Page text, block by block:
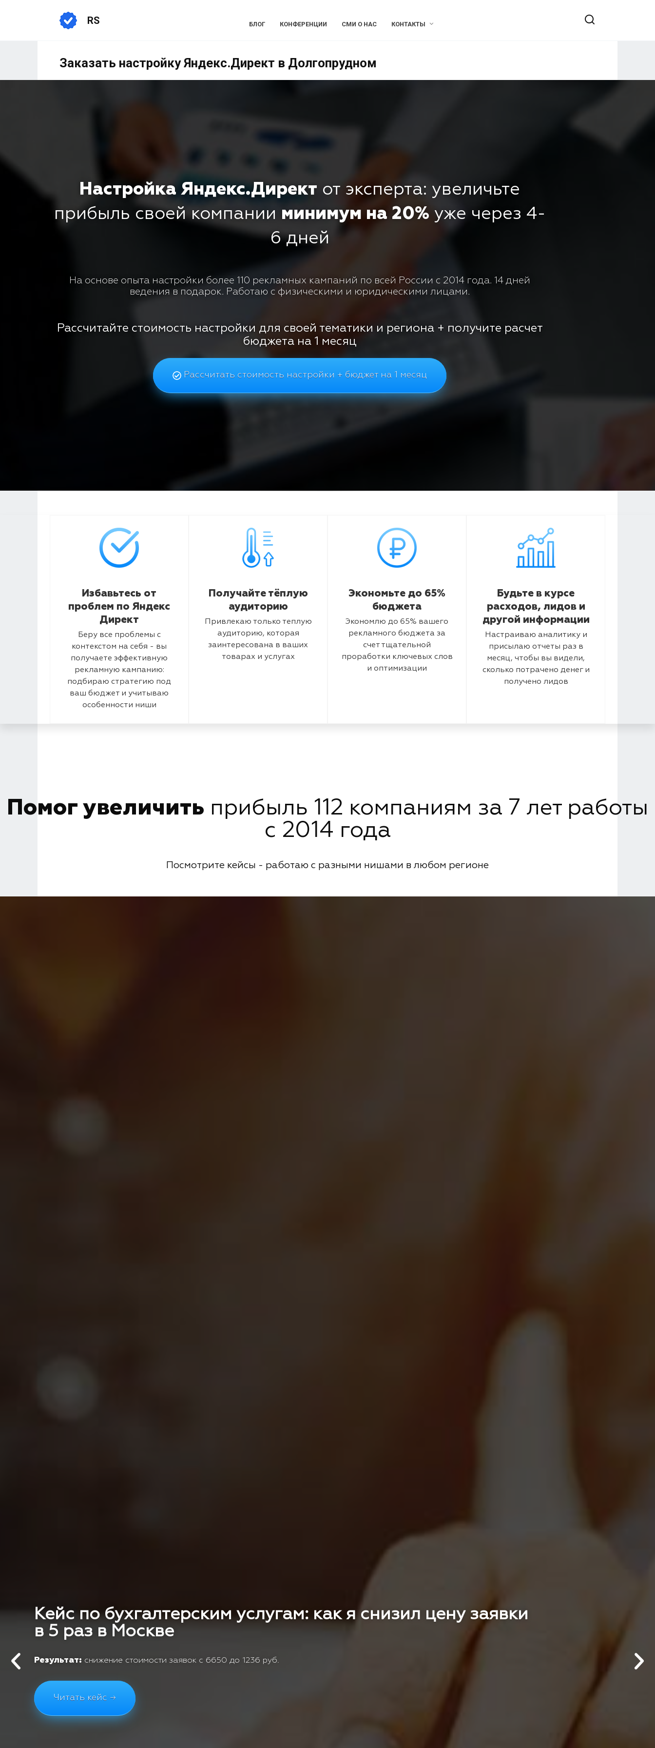
RS БЛОГ КОНФЕРЕНЦИИ СМИ О НАС КОНТАКТЫ
Заказать настройку Яндекс.Директ в Долгопрудном
Настройка Яндекс.Директ от эксперта: увеличьте
прибыль своей компании минимум на 20% уже через 4-
6 дней
На основе опыта настройки более 110 рекламных кампаний по всей России с 2014 года. 14 дней
ведения в подарок. Работаю с физическими и юридическими лицами.
Рассчитайте стоимость настройки для своей тематики и региона + получите расчет
бюджета на 1 месяц
Рассчитать стоимость настройки + бюджет на 1 месяц
Избавьтесь от
проблем по Яндекс
Директ
Беру все проблемы с
контекстом на себя - вы
получаете эффективную
рекламную кампанию:
подбираю стратегию под
ваш бюджет и учитываю
особенности ниши
Получайте тёплую
аудиторию
Привлекаю только теплую
аудиторию, которая
заинтересована в ваших
товарах и услугах
Экономьте до 65%
бюджета
Экономлю до 65% вашего
рекламного бюджета за
счет тщательной
проработки ключевых слов
и оптимизации
Будьте в курсе
расходов, лидов и
другой информации
Настраиваю аналитику и
присылаю отчеты раз в
месяц, чтобы вы видели,
сколько потрачено денег и
получено лидов
Помог увеличить прибыль 112 компаниям за 7 лет работы
с 2014 года
Посмотрите кейсы - работаю с разными нишами в любом регионе
Кейс по бухгалтерским услугам: как я снизил цену заявки
в 5 раз в Москве
Результат: снижение стоимости заявок с 6650 до 1236 руб.
Читать кейс →